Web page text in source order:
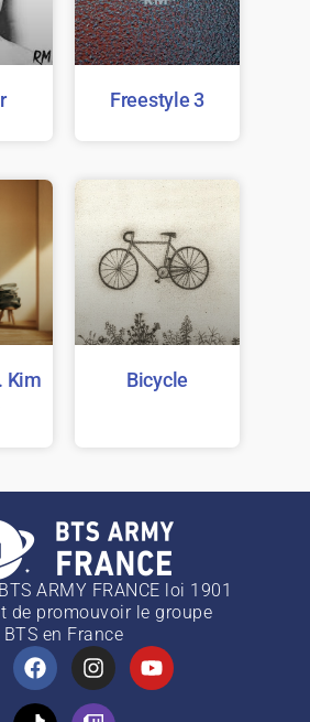
Freestyle 3
Kim
Bicycle
ARMY FRANCE loi 1901
de promouvoir le groupe
BTS en France